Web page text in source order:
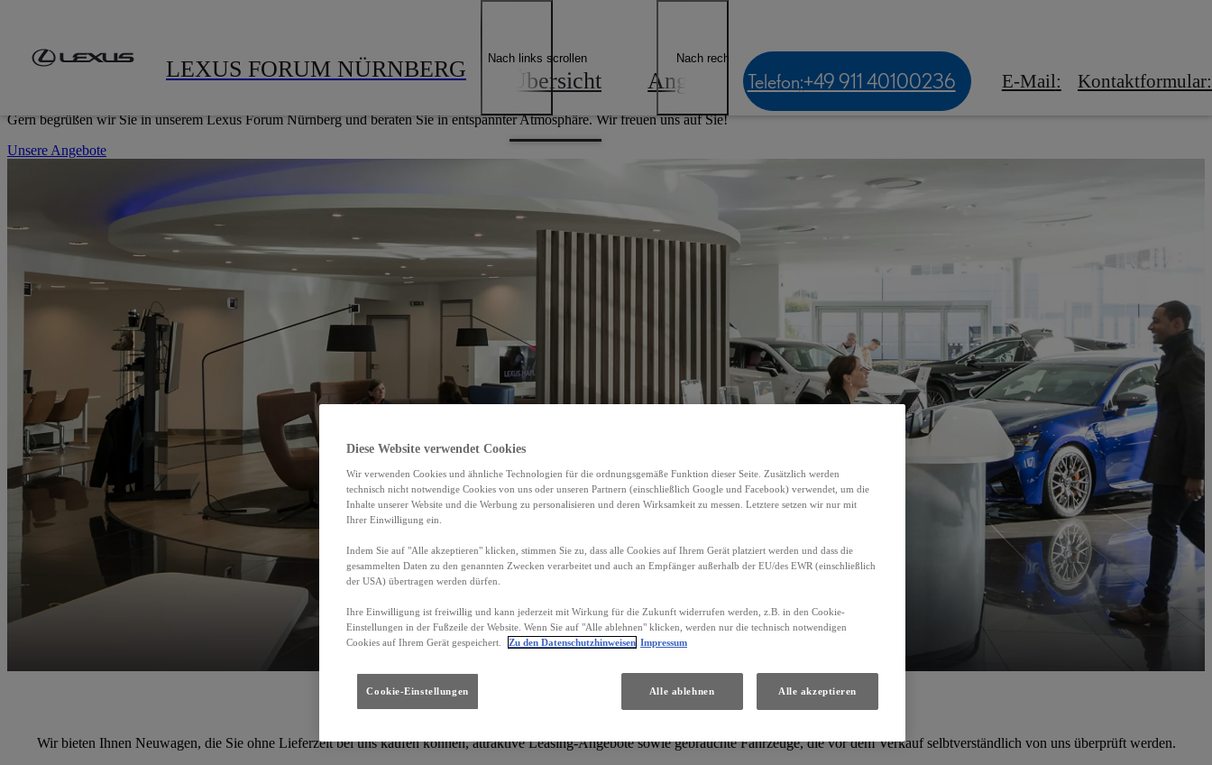
LEXUS FORUM NÜRNBERG Übersicht Angebote Bestandsfahrzeuge Ihr Lexus Forum
Nach links scrollen Nach rechts scrollen
Telefon:+49 911 40100236 E-Mail: Kontaktformular:
HERZLICH WILLKOMMEN
Gern begrüßen wir Sie in unserem Lexus Forum Nürnberg und beraten Sie in entspannter Atmosphäre. Wir freuen uns auf Sie!
Unsere Angebote
Entdecken Sie unsere Angebote
Wir bieten Ihnen Neuwagen, die Sie ohne Lieferzeit bei uns kaufen können, attraktive Leasing-Angebote sowie gebrauchte Fahrzeuge, die vor dem Verkauf selbtverständlich von uns überprüft werden.
Diese Website verwendet Cookies
Wir verwenden Cookies und ähnliche Technologien für die ordnungsgemäße Funktion dieser Seite. Zusätzlich werden
technisch nicht notwendige Cookies von uns oder unseren Partnern (einschließlich Google und Facebook) verwendet, um die
Inhalte unserer Website und die Werbung zu personalisieren und deren Wirksamkeit zu messen. Letztere setzen wir nur mit
Ihrer Einwilligung ein.
Indem Sie auf "Alle akzeptieren" klicken, stimmen Sie zu, dass alle Cookies auf Ihrem Gerät platziert werden und dass die
gesammelten Daten zu den genannten Zwecken verarbeitet und auch an Empfänger außerhalb der EU/des EWR (einschließlich
der USA) übertragen werden dürfen.
Ihre Einwilligung ist freiwillig und kann jederzeit mit Wirkung für die Zukunft widerrufen werden, z.B. in den Cookie-
Einstellungen in der Fußzeile der Website. Wenn Sie auf "Alle ablehnen" klicken, werden nur die technisch notwendigen
Cookies auf Ihrem Gerät gespeichert.
Zu den Datenschutzhinweisen Impressum
Cookie-Einstellungen Alle ablehnen Alle akzeptieren